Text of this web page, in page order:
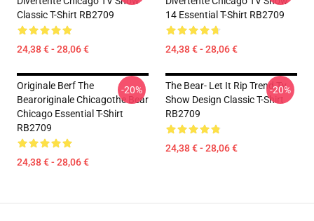
Classic T-Shirt RB2709
24,38 € - 28,06 €
14 Essential T-Shirt RB2709
24,38 € - 28,06 €
Originale Berf The
Bearoriginale Chicagothe Bear
Chicago Essential T-Shirt
RB2709
24,38 € - 28,06 €
-20%
The Bear- Let It Rip Trend Tv
Show Design Classic T-Shirt
RB2709
24,38 € - 28,06 €
-20%